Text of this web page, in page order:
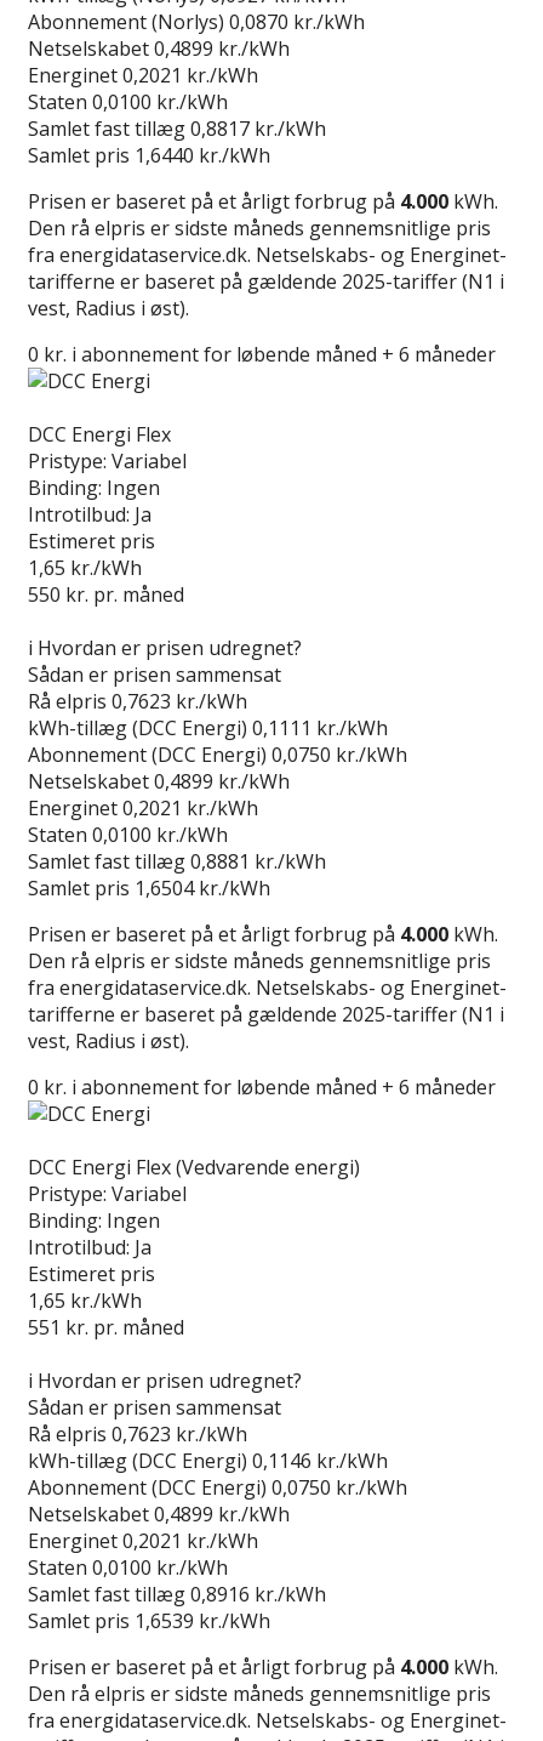
Abonnement (Norlys) 0,0870 kr./kWh
Netselskabet0,4899 kr./kWh
Energinet0,2021 kr./kWh
Staten 0,0100 kr./kWh
Samlet fast tillæg0,8817 kr./kWh
Samlet pris 1,6440 kr./kWh
Prisen er baseret på et årligt forbrug på 4.000 kWh.
Den rå elpris er sidste måneds gennemsnitlige pris
fra energidataservice.dk. Netselskabs- og Energinet-
tarifferne er baseret på gældende 2025-tariffer (N1 i
vest, Radius i øst).
0 kr. i abonnement for løbende måned + 6 måneder
DCC Energi Flex
Pristype: Variabel
Binding: Ingen
Introtilbud: Ja
Estimeret pris
1,65 kr./kWh
550 kr. pr. måned
i Hvordan er prisen udregnet?
Sådan er prisen sammensat
Rå elpris 0,7623 kr./kWh
kWh-tillæg (DCC Energi) 0,1111 kr./kWh
Abonnement (DCC Energi) 0,0750 kr./kWh
Netselskabet0,4899 kr./kWh
Energinet0,2021 kr./kWh
Staten 0,0100 kr./kWh
Samlet fast tillæg0,8881 kr./kWh
Samlet pris 1,6504 kr./kWh
Prisen er baseret på et årligt forbrug på 4.000 kWh.
Den rå elpris er sidste måneds gennemsnitlige pris
fra energidataservice.dk. Netselskabs- og Energinet-
tarifferne er baseret på gældende 2025-tariffer (N1 i
vest, Radius i øst).
0 kr. i abonnement for løbende måned + 6 måneder
DCC Energi Flex (Vedvarende energi)
Pristype: Variabel
Binding: Ingen
Introtilbud: Ja
Estimeret pris
1,65 kr./kWh
551 kr. pr. måned
i Hvordan er prisen udregnet?
Sådan er prisen sammensat
Rå elpris 0,7623 kr./kWh
kWh-tillæg (DCC Energi) 0,1146 kr./kWh
Abonnement (DCC Energi) 0,0750 kr./kWh
Netselskabet0,4899 kr./kWh
Energinet0,2021 kr./kWh
Staten 0,0100 kr./kWh
Samlet fast tillæg0,8916 kr./kWh
Samlet pris 1,6539 kr./kWh
Prisen er baseret på et årligt forbrug på 4.000 kWh.
Den rå elpris er sidste måneds gennemsnitlige pris
fra energidataservice.dk. Netselskabs- og Energinet-